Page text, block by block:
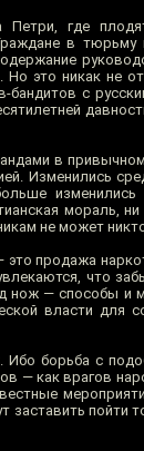
где
в
это никак не
бандитов с
в
Изменились
изменились
мораль, ни
не может
продажа
что
нож — способы и
власти для
борьба с
— как врагов
заставить пойти